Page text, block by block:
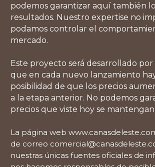
podemos garantizar aquí también
resultados. Nuestro expertise no
podamos controlar el
mercado.
Este proyecto será desarrollado por
que en cada nuevo lanzamiento
posibilidad de que los precios
a la etapa anterior. No podemos
precios que viste hoy se
La página web
de correo
nuestras únicas fuentes oficiales de